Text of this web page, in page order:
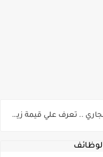
- مهندس - اخصائي حاسبات - باحث قانوني " والتقديم الكتروني بتاريخ 15-7-2026